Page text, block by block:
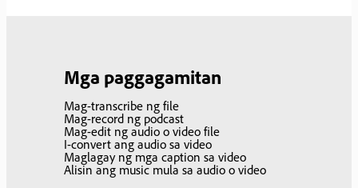
Mga paggagamitan
Mag-transcribe ng file
Mag-record ng podcast
Mag-edit ng audio o video file
I-convert ang audio sa video
Maglagay ng mga caption sa video
Alisin ang music mula sa audio o video